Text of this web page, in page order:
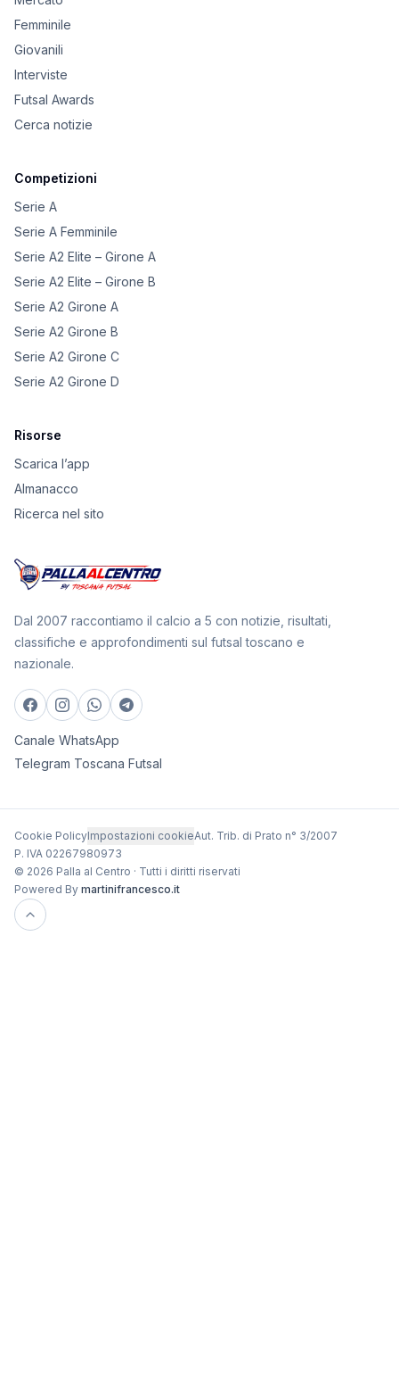
Femminile
Giovanili
Interviste
Futsal Awards
Cerca notizie
Competizioni
Serie A
Serie A Femminile
Serie A2 Elite – Girone A
Serie A2 Elite – Girone B
Serie A2 Girone A
Serie A2 Girone B
Serie A2 Girone C
Serie A2 Girone D
Risorse
Scarica l’app
Almanacco
Ricerca nel sito
Dal 2007 raccontiamo il calcio a 5 con notizie, risultati,
classifiche e approfondimenti sul futsal toscano e
nazionale.
Canale WhatsApp
Telegram Toscana Futsal
Cookie PolicyImpostazioni cookieAut. Trib. di Prato n° 3/2007
P. IVA 02267980973
© 2026 Palla al Centro · Tutti i diritti riservati
Powered By martinifrancesco.it